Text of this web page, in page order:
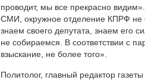
проводит, мы все прекрасно
СМИ, окружное отделение КПРФ не
знаем своего депутата, знаем его
не собираемся. В соответствии с
взыскание, не более того».
Политолог, главный редактор